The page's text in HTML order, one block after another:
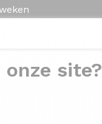
site?